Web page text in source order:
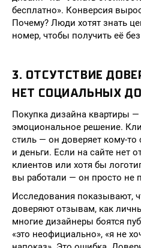
бесплатно». Конверсия
Почему? Люди хотят знать
номер, чтобы получить её
3. ОТСУТСТВИЕ
НЕТ СОЦИАЛЬНЫХ
Покупка дизайна квартиры —
эмоциональное решение.
стиль — он доверяет кому-то
и деньги. Если на сайте нет
клиентов или хотя бы
вы работали — он просто не
Исследования показывают,
доверяют отзывам, как
многие дизайнеры боятся
«это неофициально», «я не